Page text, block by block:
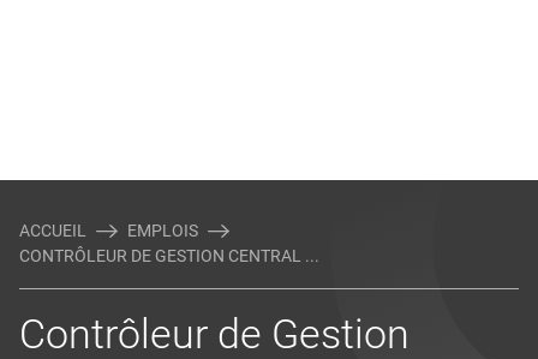
ACCUEIL
EMPLOIS
CONTRÔLEUR DE GESTION CENTRAL ...
Contrôleur de Gestion